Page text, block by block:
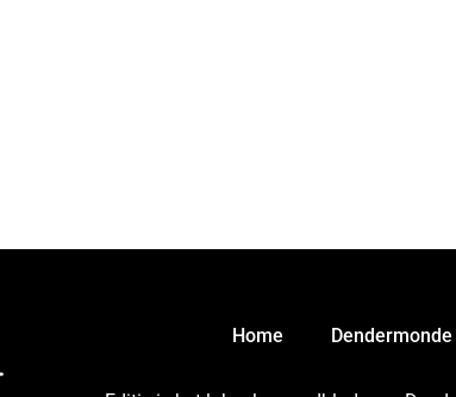
Home Dendermonde